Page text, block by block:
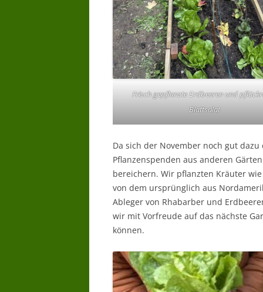
Frisch gepflanzte Erdbeeren und
Blattsalat
Da sich der November noch gut
Pflanzenspenden aus anderen
bereichern. Wir pflanzten Kräuter
von dem ursprünglich aus
Ableger von Rhabarber und
wir mit Vorfreude auf das nächste
können.